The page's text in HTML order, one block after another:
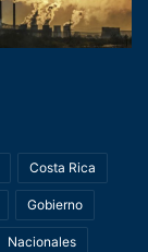
Costa Rica
Gobierno
Nacionales